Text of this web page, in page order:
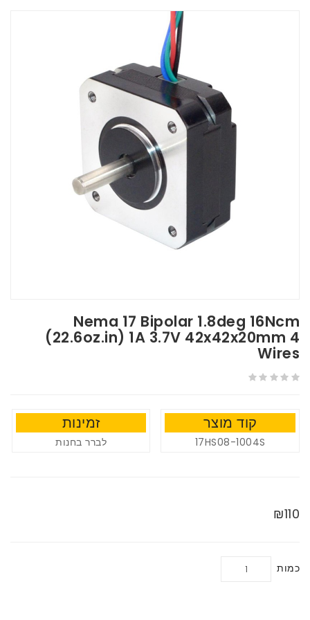
Nema 17 Bipolar 1.8deg 16Ncm
(22.6oz.in) 1A 3.7V 42x42x20mm 4
Wires
קוד מוצר
17HS08-1004S
זמינות
לברר בחנות
₪110
כמות